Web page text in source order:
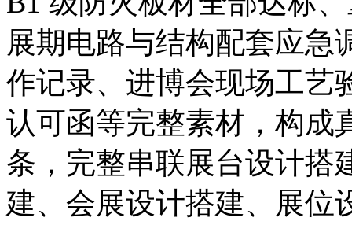
展期电路与结构配套应急
作记录、进博会现场工艺
认可函等完整素材，构成
条，完整串联展台设计搭
建、会展设计搭建、展位